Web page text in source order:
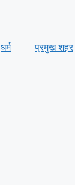
धर्म प्रमुख शहर